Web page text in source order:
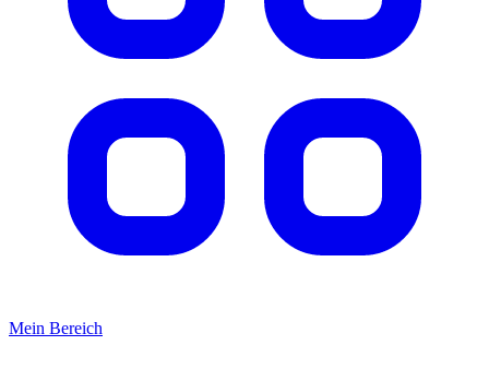
Mein Bereich